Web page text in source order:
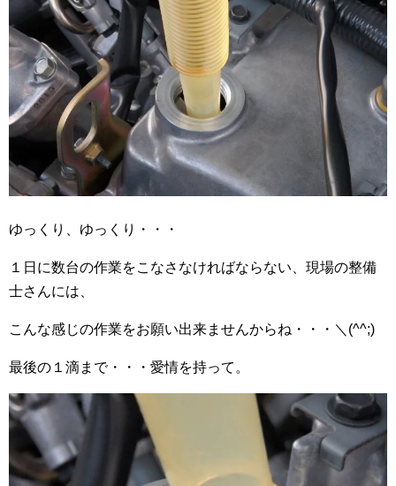
ゆっくり、ゆっくり・・・
１日に数台の作業をこなさなければならない、現場の整備
士さんには、
こんな感じの作業をお願い出来ませんからね・・・＼(^^;)
最後の１滴まで・・・愛情を持って。